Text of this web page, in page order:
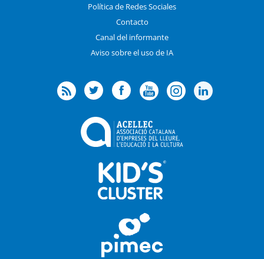
Política de Redes Sociales
Contacto
Canal del informante
Aviso sobre el uso de IA